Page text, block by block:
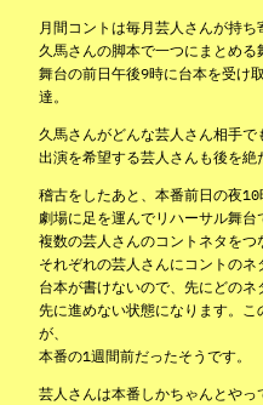
月間コントは毎月芸人さんが持ち
久馬さんの脚本で一つにまとめる
舞台の前日午後9時に台本を受け
達。
久馬さんがどんな芸人さん相手で
出演を希望する芸人さんも後を絶
稽古をしたあと、本番前日の夜10
劇場に足を運んでリハーサル舞台
複数の芸人さんのコントネタをつ
それぞれの芸人さんにコントのネ
台本が書けないので、先にどのネ
先に進めない状態になります。
が、
本番の1週間前だったそうです。
芸人さんは本番しかちゃんとやっ